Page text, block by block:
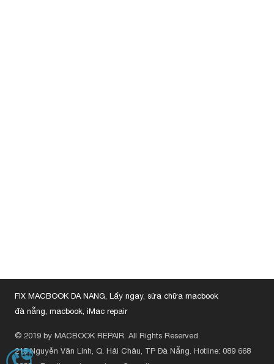
HOTLINE
FIX MACBOOK DA NANG, Lấy ngay, sửa chữa macbook
đà nẵng, macbook, iMac repair
© 2019 by MACBOOK REPAIR. All Rights Reserved.
215 Nguyễn Văn Linh, Q. Hải Châu, TP Đà Nẵng. Hotline: 089 668